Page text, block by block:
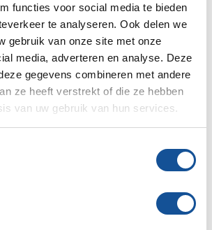
functies voor social media te bieden
te analyseren. Ook delen we
gebruik van onze site met onze
media, adverteren en analyse. Deze
gegevens combineren met andere
ze heeft verstrekt of die ze hebben
van uw gebruik van hun services.
AS550
Gevelklem